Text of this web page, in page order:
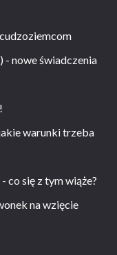
- nowe świadczenia
warunki trzeba
co się z tym wiąże?
na wzięcie